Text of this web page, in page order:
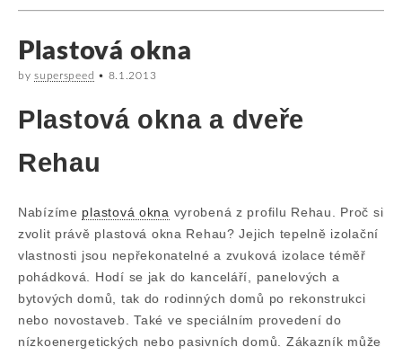
Plastová okna
bysuperspeed • 8.1.2013
Plastová okna a dveře
Rehau
Nabízíme plastová okna vyrobená z profilu Rehau. Proč si
zvolit právě plastová okna Rehau? Jejich tepelně izolační
vlastnosti jsou nepřekonatelné a zvuková izolace téměř
pohádková. Hodí se jak do kanceláří, panelových a
bytových domů, tak do rodinných domů po rekonstrukci
nebo novostaveb. Také ve speciálním provedení do
nízkoenergetických nebo pasivních domů. Zákazník může